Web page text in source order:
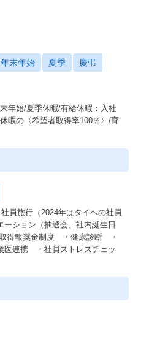
年末年始 夏季 慶弔
年始/夏季休暇/有給休暇：入社
暇の〈希望者取得率100％〉/育
員旅行（2024年はタイへの社員
ション（抽選会、社内誕生日
得報奨金制度 ・健康診断 ・
連携 ・社員ストレスチェッ